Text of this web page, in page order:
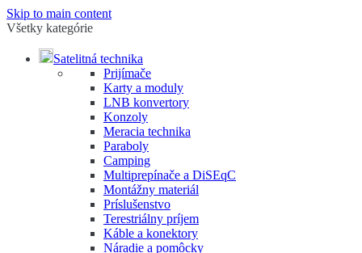
Skip to main content
Všetky kategórie
Satelitná technika
Prijímače
Karty a moduly
LNB konvertory
Konzoly
Meracia technika
Paraboly
Camping
Multiprepínače a DiSEqC
Montážny materiál
Príslušenstvo
Terestriálny príjem
Káble a konektory
Náradie a pomôcky